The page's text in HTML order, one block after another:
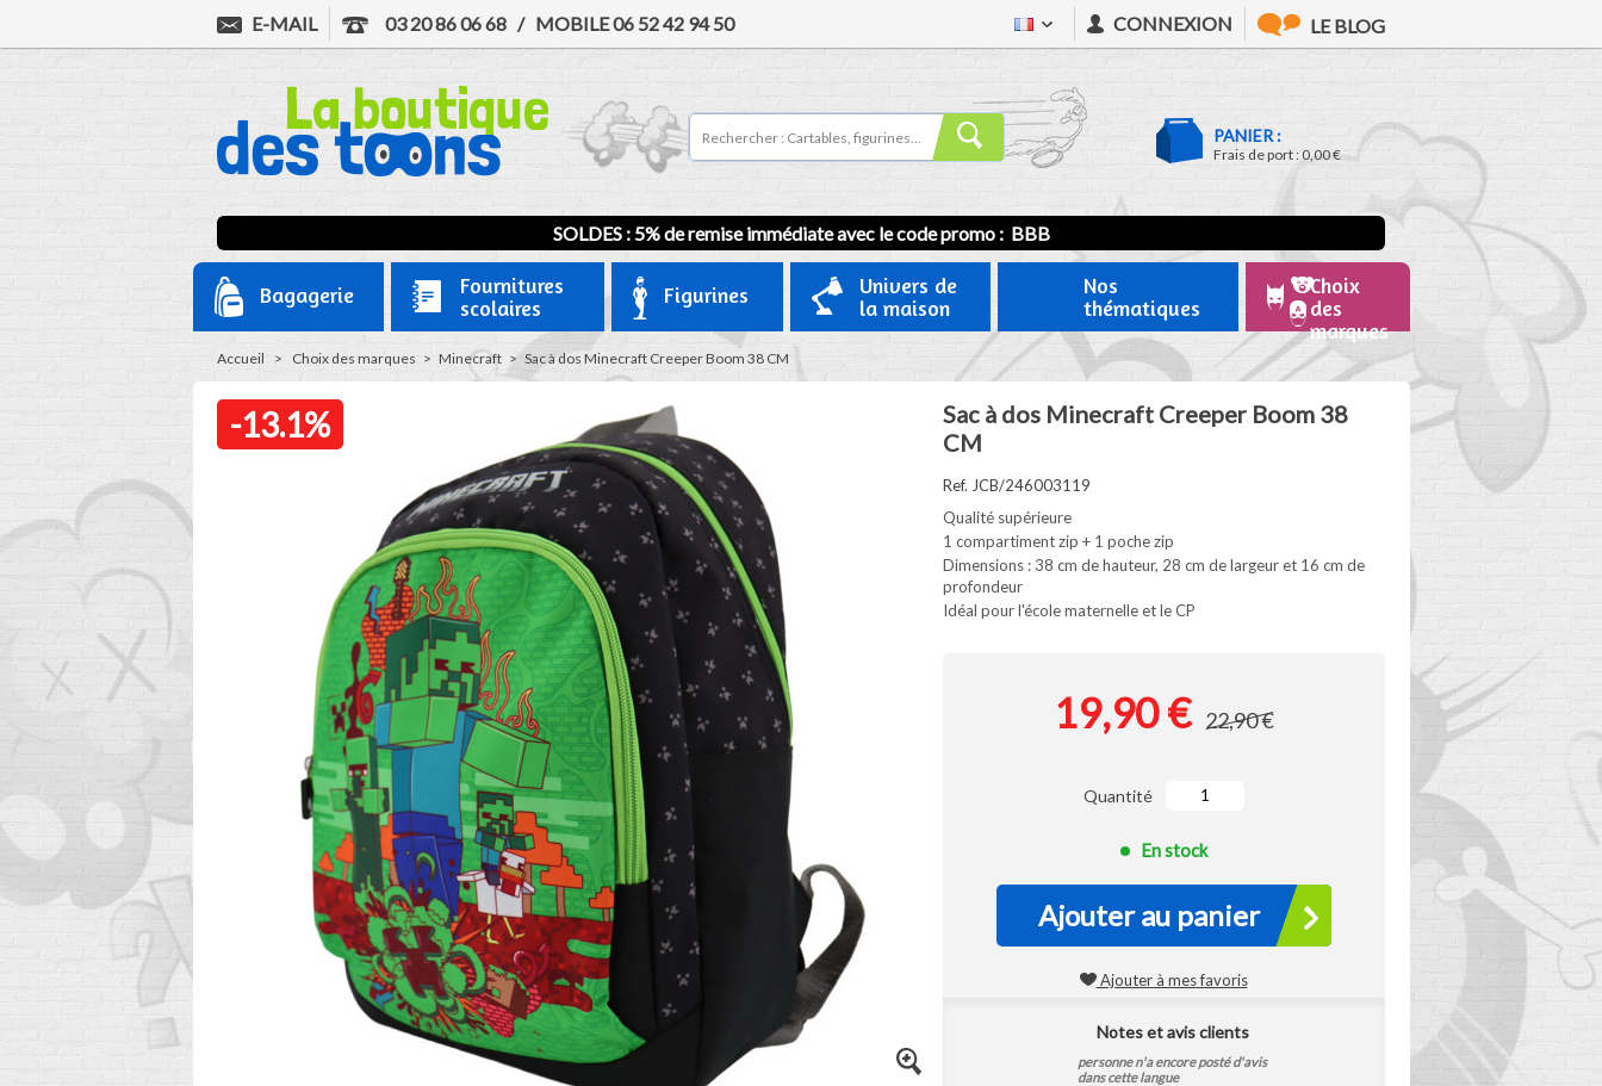
E-MAIL 03 20 86 06 68 / MOBILE06 52 42 94 50 CONNEXION LE BLOG
PANIER :
Frais de port : 0,00 €
SOLDES : 5% de remise immédiate avec le code promo : BBB
Bagagerie
Fournitures
scolaires
Figurines
Univers de
la maison
Nos
thématiques
Choix
des
marques
Accueil > Choix des marques > Minecraft > Sac à dos Minecraft Creeper Boom 38 CM
-13.1%
Sac à dos Minecraft Creeper Boom 38
CM
Ref. JCB/246003119
Qualité supérieure
1 compartiment zip + 1 poche zip
Dimensions : 38 cm de hauteur, 28 cm de largeur et 16 cm de
profondeur
Idéal pour l'école maternelle et le CP
19,90 € 22,90 €
Quantité
En stock
Ajouter au panier
Ajouter à mes favoris
Notes et avis clients
personne n'a encore posté d'avis
dans cette langue